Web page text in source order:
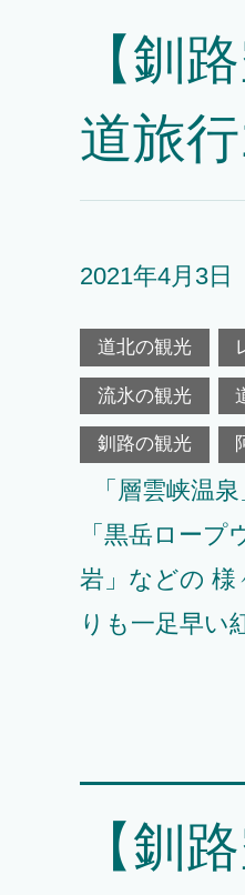
【釧
道旅
2021年4月3日
道北の観光
流氷の観光
釧路の観光
「層雲峡温
「黒岳ロー
岩」などの
りも一足早い
【釧